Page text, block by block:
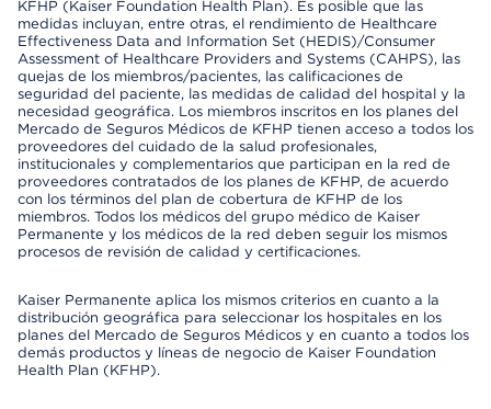
KFHP (Kaiser Foundation Health Plan). Es posible que las
medidas incluyan, entre otras, el rendimiento de Healthcare
Effectiveness Data and Information Set (HEDIS)/Consumer
Assessment of Healthcare Providers and Systems (CAHPS), las
quejas de los miembros/pacientes, las calificaciones de
seguridad del paciente, las medidas de calidad del hospital y la
necesidad geográfica. Los miembros inscritos en los planes del
Mercado de Seguros Médicos de KFHP tienen acceso a todos los
proveedores del cuidado de la salud profesionales,
institucionales y complementarios que participan en la red de
proveedores contratados de los planes de KFHP, de acuerdo
con los términos del plan de cobertura de KFHP de los
miembros. Todos los médicos del grupo médico de Kaiser
Permanente y los médicos de la red deben seguir los mismos
procesos de revisión de calidad y certificaciones.
Kaiser Permanente aplica los mismos criterios en cuanto a la
distribución geográfica para seleccionar los hospitales en los
planes del Mercado de Seguros Médicos y en cuanto a todos los
demás productos y líneas de negocio de Kaiser Foundation
Health Plan (KFHP).